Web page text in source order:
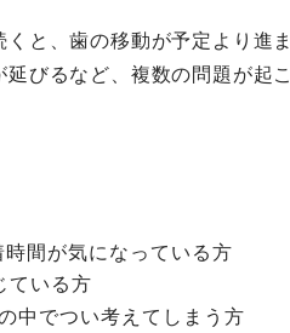
と、歯の移動が予定より進
びるなど、複数の問題が起
間が気になっている方
ている方
中でつい考えてしまう方